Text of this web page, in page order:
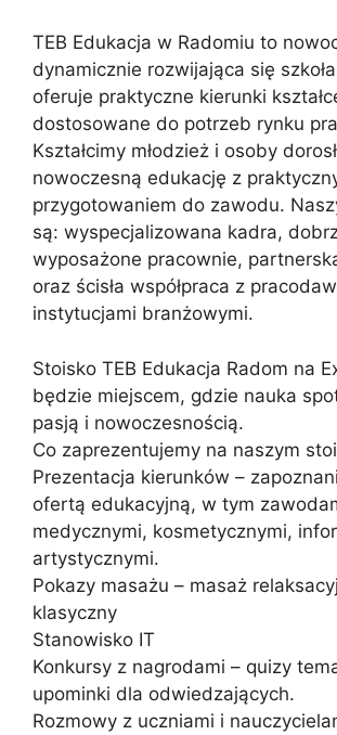
TEB Edukacja w Radomiu to
dynamicznie rozwijająca się
oferuje praktyczne kierunki
dostosowane do potrzeb rynku
Kształcimy młodzież i osoby
nowoczesną edukację z
przygotowaniem do zawodu.
są: wyspecjalizowana kadra,
wyposażone pracownie,
oraz ścisła współpraca z
instytucjami branżowymi.
Stoisko TEB Edukacja Radom na
będzie miejscem, gdzie nauka
pasją i nowoczesnością.
Co zaprezentujemy na naszym
Prezentacja kierunków –
ofertą edukacyjną, w tym
medycznymi, kosmetycznymi,
artystycznymi.
Pokazy masażu – masaż
klasyczny
Stanowisko IT
Konkursy z nagrodami – quizy
upominki dla odwiedzających.
Rozmowy z uczniami i